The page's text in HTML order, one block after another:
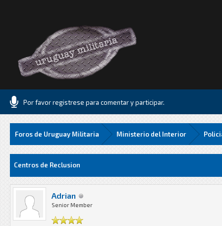
Por favor registrese para comentar y participar.
Foros de Uruguay Militaria Ministerio del Interior
Centros de Reclusion
Adrian
Senior Member